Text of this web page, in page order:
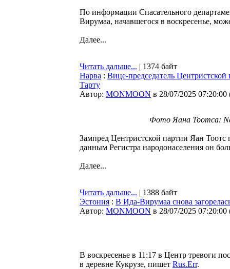
По информации Спасательного
Вирумаа, начавшегося в воскресенье,
Далее...
Читать дальше... | 1374 байт
Нарва : Вице-председатель
Тарту
Автор: MONMOON в 28/07/2025 07:20:00
Фото Яана Тоотса:
Зампред Центристской партии Яан Тоотс
данным Регистра народонаселения он
Далее...
Читать дальше... | 1388 байт
Эстония : В Ида-Вирумаа снова
Автор: MONMOON в 28/07/2025 07:20:00
В воскресенье в 11:17 в Центр тревоги
в деревне Кукрузе, пишет Rus.Err.